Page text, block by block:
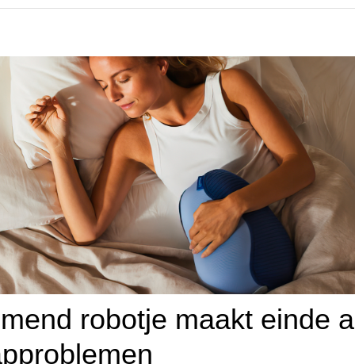
robotje maakt einde